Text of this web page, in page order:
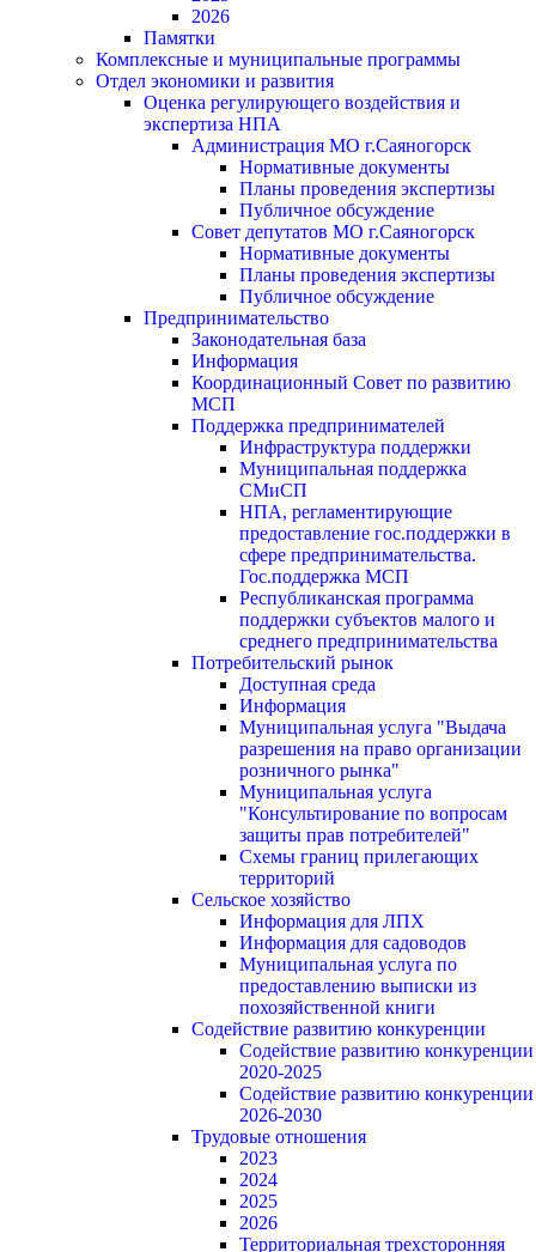
2026
Памятки
Комплексные и муниципальные программы
Отдел экономики и развития
Оценка регулирующего воздействия и
экспертиза НПА
Администрация МО г.Саяногорск
Нормативные документы
Планы проведения экспертизы
Публичное обсуждение
Совет депутатов МО г.Саяногорск
Нормативные документы
Планы проведения экспертизы
Публичное обсуждение
Предпринимательство
Законодательная база
Информация
Координационный Совет по развитию
МСП
Поддержка предпринимателей
Инфраструктура поддержки
Муниципальная поддержка
СМиСП
НПА, регламентирующие
предоставление гос.поддержки в
сфере предпринимательства.
Гос.поддержка МСП
Республиканская программа
поддержки субъектов малого и
среднего предпринимательства
Потребительский рынок
Доступная среда
Информация
Муниципальная услуга "Выдача
разрешения на право организации
розничного рынка"
Муниципальная услуга
"Консультирование по вопросам
защиты прав потребителей"
Схемы границ прилегающих
территорий
Сельское хозяйство
Информация для ЛПХ
Информация для садоводов
Муниципальная услуга по
предоставлению выписки из
похозяйственной книги
Содействие развитию конкуренции
Содействие развитию конкуренции
2020-2025
Содействие развитию конкуренции
2026-2030
Трудовые отношения
2023
2024
2025
2026
Территориальная трехсторонняя